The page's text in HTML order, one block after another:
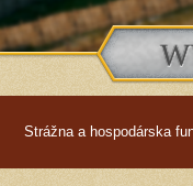
Strážna a hospodárska